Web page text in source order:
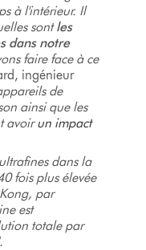
à l'intérieur. Il
sontles
dans notre
faire face à ce
ingénieur
de
ainsi que les
avoirun impact
dans la
fois plus élevée
par
est
totale par